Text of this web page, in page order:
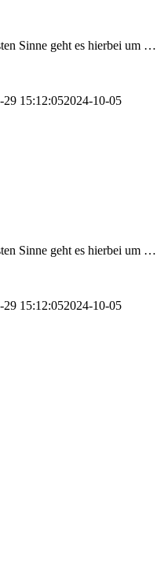
Sinne geht es hierbei um …
29 15:12:052024-10-05
Sinne geht es hierbei um …
29 15:12:052024-10-05